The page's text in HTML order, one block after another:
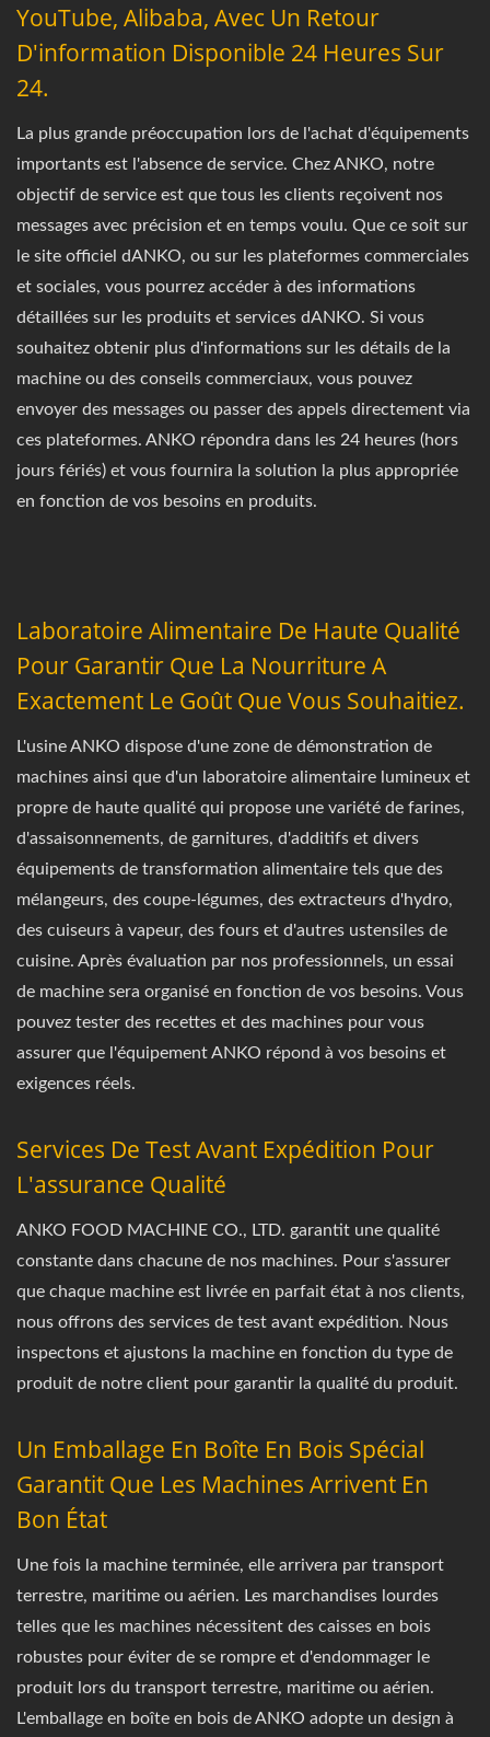
YouTube, Alibaba, Avec Un Retour
D'information Disponible 24 Heures Sur
24.
La plus grande préoccupation lors de l'achat d'équipements
importants est l'absence de service. Chez ANKO, notre
objectif de service est que tous les clients reçoivent nos
messages avec précision et en temps voulu. Que ce soit sur
le site officiel dANKO, ou sur les plateformes commerciales
et sociales, vous pourrez accéder à des informations
détaillées sur les produits et services dANKO. Si vous
souhaitez obtenir plus d'informations sur les détails de la
machine ou des conseils commerciaux, vous pouvez
envoyer des messages ou passer des appels directement via
ces plateformes. ANKO répondra dans les 24 heures (hors
jours fériés) et vous fournira la solution la plus appropriée
en fonction de vos besoins en produits.
Laboratoire Alimentaire De Haute Qualité
Pour Garantir Que La Nourriture A
Exactement Le Goût Que Vous Souhaitiez.
L'usine ANKO dispose d'une zone de démonstration de
machines ainsi que d'un laboratoire alimentaire lumineux et
propre de haute qualité qui propose une variété de farines,
d'assaisonnements, de garnitures, d'additifs et divers
équipements de transformation alimentaire tels que des
mélangeurs, des coupe-légumes, des extracteurs d'hydro,
des cuiseurs à vapeur, des fours et d'autres ustensiles de
cuisine. Après évaluation par nos professionnels, un essai
de machine sera organisé en fonction de vos besoins. Vous
pouvez tester des recettes et des machines pour vous
assurer que l'équipement ANKO répond à vos besoins et
exigences réels.
Services De Test Avant Expédition Pour
L'assurance Qualité
ANKO FOOD MACHINE CO., LTD. garantit une qualité
constante dans chacune de nos machines. Pour s'assurer
que chaque machine est livrée en parfait état à nos clients,
nous offrons des services de test avant expédition. Nous
inspectons et ajustons la machine en fonction du type de
produit de notre client pour garantir la qualité du produit.
Un Emballage En Boîte En Bois Spécial
Garantit Que Les Machines Arrivent En
Bon État
Une fois la machine terminée, elle arrivera par transport
terrestre, maritime ou aérien. Les marchandises lourdes
telles que les machines nécessitent des caisses en bois
robustes pour éviter de se rompre et d'endommager le
produit lors du transport terrestre, maritime ou aérien.
L'emballage en boîte en bois de ANKO adopte un design à